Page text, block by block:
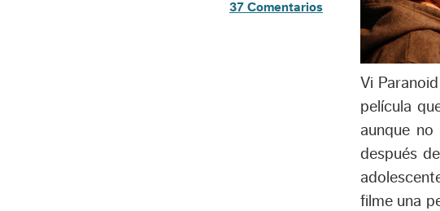
37 Comentarios
Vi
película
aunque
después
filme una